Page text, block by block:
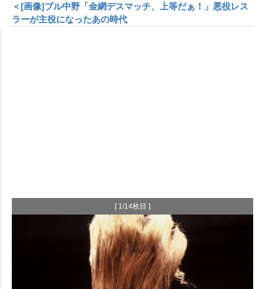
＜[画像]ブル中野「金網デスマッチ、上等だぁ！」悪役レス
ラーが主役になったあの時代
[ 1/14枚目 ]